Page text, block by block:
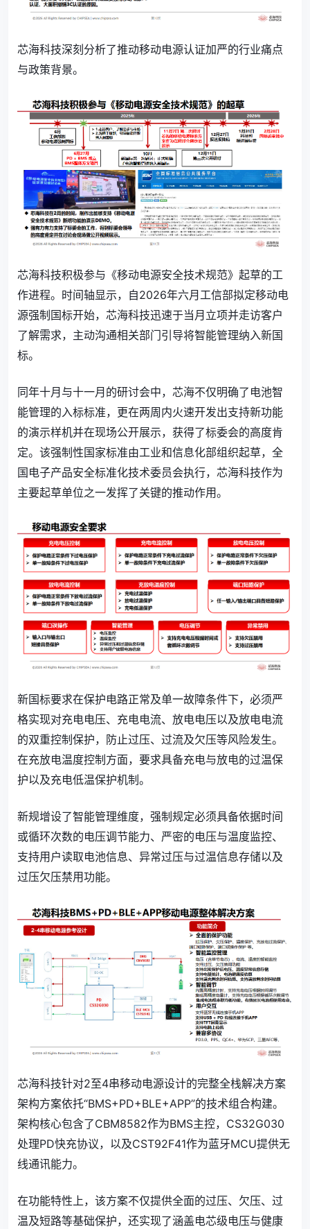
芯海科技深刻分析了推动移动电源认证加严的行业痛点
与政策背景。
芯海科技积极参与《移动电源安全技术规范》起草的工
作进程。时间轴显示，自2026年六月工信部拟定移动电
源强制国标开始，芯海科技迅速于当月立项并走访客户
了解需求，主动沟通相关部门引导将智能管理纳入新国
标。
同年十月与十一月的研讨会中，芯海不仅明确了电池智
能管理的入标标准，更在两周内火速开发出支持新功能
的演示样机并在现场公开展示，获得了标委会的高度肯
定。该强制性国家标准由工业和信息化部组织起草，全
国电子产品安全标准化技术委员会执行，芯海科技作为
主要起草单位之一发挥了关键的推动作用。
新国标要求在保护电路正常及单一故障条件下，必须严
格实现对充电电压、充电电流、放电电压以及放电电流
的双重控制保护，防止过压、过流及欠压等风险发生。
在充放电温度控制方面，要求具备充电与放电的过温保
护以及充电低温保护机制。
新规增设了智能管理维度，强制规定必须具备依据时间
或循环次数的电压调节能力、严密的电压与温度监控、
支持用户读取电池信息、异常过压与过温信息存储以及
过压欠压禁用功能。
芯海科技针对2至4串移动电源设计的完整全栈解决方案
架构方案依托“BMS+PD+BLE+APP”的技术组合构建。
架构核心包含了CBM8582作为BMS主控，CS32G030
处理PD快充协议，以及CST92F41作为蓝牙MCU提供无
线通讯能力。
在功能特性上，该方案不仅提供全面的过压、欠压、过
温及短路等基础保护，还实现了涵盖电芯级电压与健康